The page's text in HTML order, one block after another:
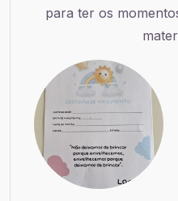
para ter os